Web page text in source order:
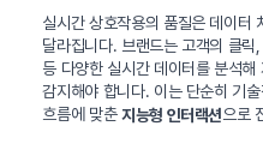
실시간 상호작용의 품질은 데이터
달라집니다. 브랜드는 고객의 클
등 다양한 실시간 데이터를 분석
감지해야 합니다. 이는 단순히 기
흐름에 맞춘지능형 인터랙션으로